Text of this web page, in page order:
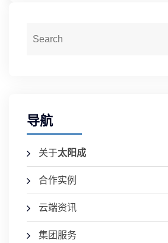
导航
关于太阳成
合作实例
云端资讯
集团服务